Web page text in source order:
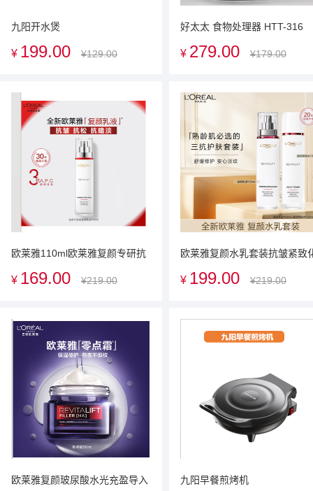
九阳开水煲
¥ 199.00 ¥129.00
好太太 食物处理器 HTT-316
¥ 279.00 ¥179.00
欧莱雅110ml欧莱雅复颜专研抗
¥ 169.00 ¥219.00
欧莱雅复颜水乳套装抗皱紧致
110ml）
¥ 199.00 ¥219.00
欧莱雅复颜玻尿酸水光充盈导入
九阳早餐煎烤机